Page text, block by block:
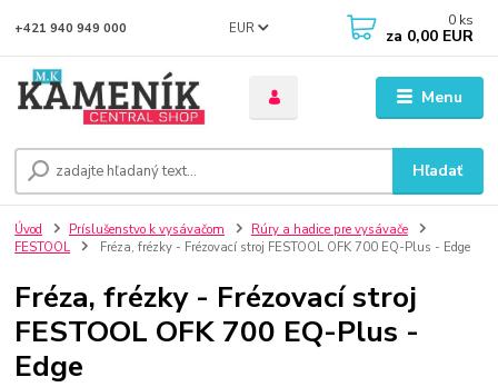
Menu
EUR
Hľadať
+421 940 949 000 0 ks
za 0,00 EUR
Úvod Príslušenstvo k vysávačom
Rúry a hadice pre vysávače
FESTOOL
Fréza, frézky - Frézovací stroj FESTOOL OFK 700 EQ-Plus - Edge
Fréza, frézky - Frézovací stroj
FESTOOL OFK 700 EQ-Plus -
Edge